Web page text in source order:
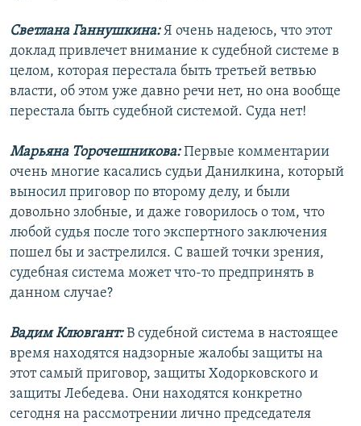
Светлана Ганнушкина:Я очень надеюсь, что этот
доклад привлечет внимание к судебной системе в
целом, которая перестала быть третьей ветвью
власти, об этом уже давно речи нет, но она вообще
перестала быть судебной системой. Суда нет!
Марьяна Торочешникова:Первые комментарии
очень многие касались судьи Данилкина, который
выносил приговор по второму делу, и были
довольно злобные, и даже говорилось о том, что
любой судья после того экспертного заключения
пошел бы и застрелился. С вашей точки зрения,
судебная система может что-то предпринять в
данном случае?
Вадим Клювгант:В судебной система в настоящее
время находятся надзорные жалобы защиты на
этот самый приговор, защиты Ходорковского и
защиты Лебедева. Они находятся конкретно
сегодня на рассмотрении лично председателя